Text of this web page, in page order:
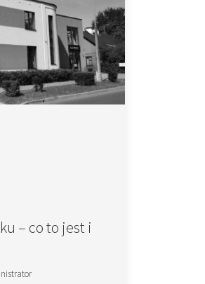
– co to jest i